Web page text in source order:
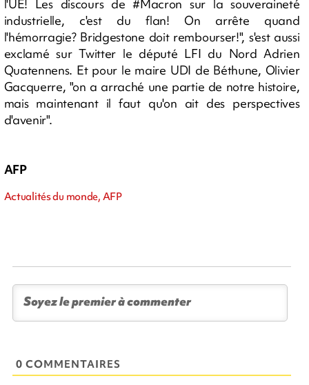
l'UE! Les discours de #Macron sur la souveraineté
industrielle, c'est du flan! On arrête quand
l'hémorragie? Bridgestone doit rembourser!", s'est aussi
exclamé sur Twitter le député LFI du Nord Adrien
Quatennens. Et pour le maire UDI de Béthune, Olivier
Gacquerre, "on a arraché une partie de notre histoire,
mais maintenant il faut qu'on ait des perspectives
d'avenir".
AFP
Actualités du monde, AFP
0 COMMENTAIRES